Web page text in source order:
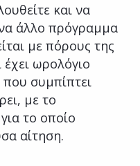
και να
άλλο πρόγραμμα
με πόρους της
ωρολόγιο
συμπίπτει
με το
το οποίο
αίτηση.